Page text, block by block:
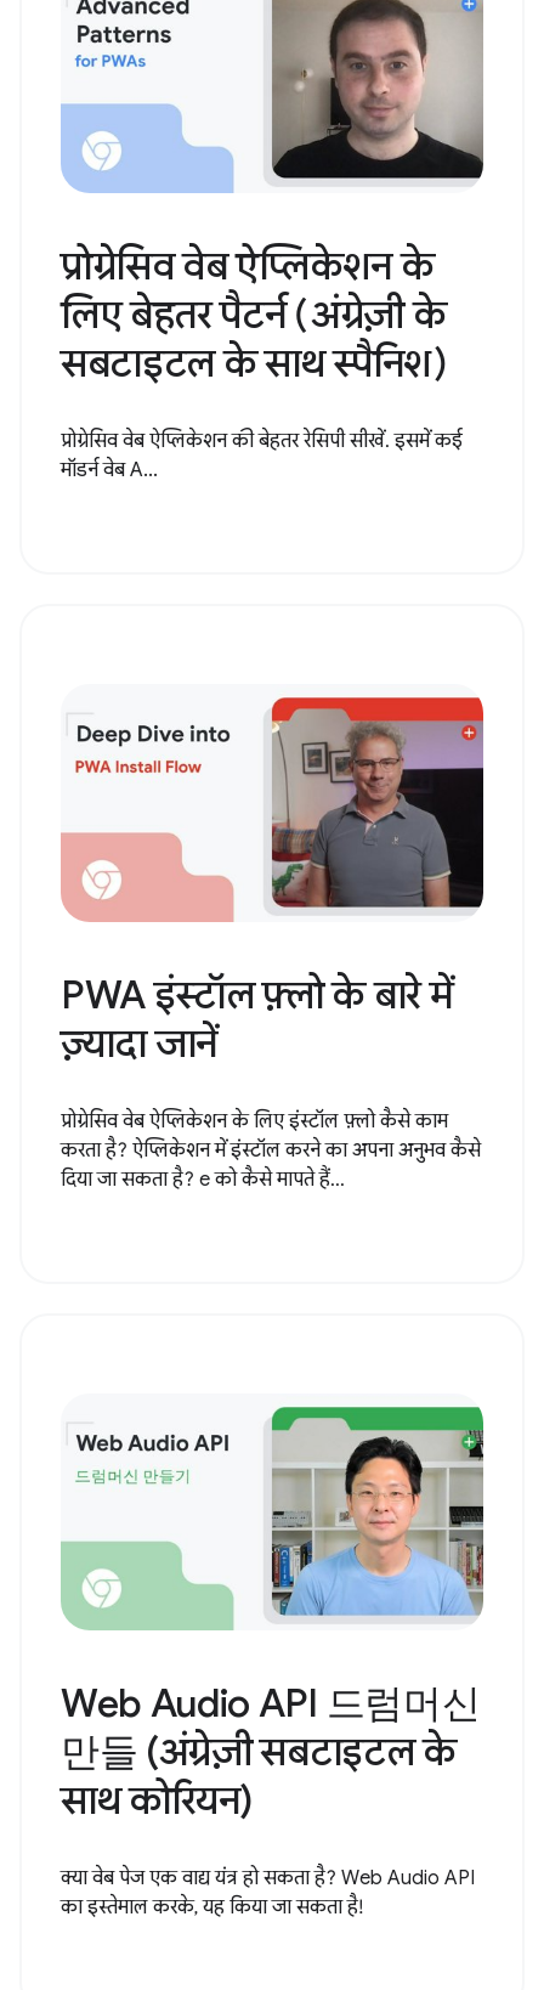
प्रोग्रेसिव वेब ऐप्लिकेशन के
लिए बेहतर पैटर्न (अंग्रेज़ी के
सबटाइटल के साथ स्पैनिश)
प्रोग्रेसिव वेब ऐप्लिकेशन की बेहतर रेसिपी सीखें. इसमें कई
मॉडर्न वेब A...
PWA इंस्टॉल फ़्लो के बारे में
ज़्यादा जानें
प्रोग्रेसिव वेब ऐप्लिकेशन के लिए इंस्टॉल फ़्लो कैसे काम
करता है? ऐप्लिकेशन में इंस्टॉल करने का अपना अनुभव कैसे
दिया जा सकता है? e को कैसे मापते हैं...
Web Audio API 드럼머신
만들 (अंग्रेज़ी सबटाइटल के
साथ कोरियन)
क्या वेब पेज एक वाद्य यंत्र हो सकता है? Web Audio API
का इस्तेमाल करके, यह किया जा सकता है!